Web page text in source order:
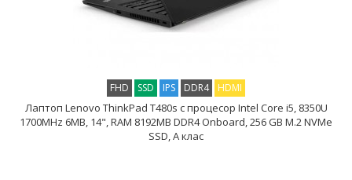
FHD SSD IPS DDR4 HDMI
Лаптоп Lenovo ThinkPad T480s с процесор Intel Core i5, 8350U
1700MHz 6MB, 14", RAM 8192MB DDR4 Onboard, 256 GB M.2 NVMe
SSD, A клас